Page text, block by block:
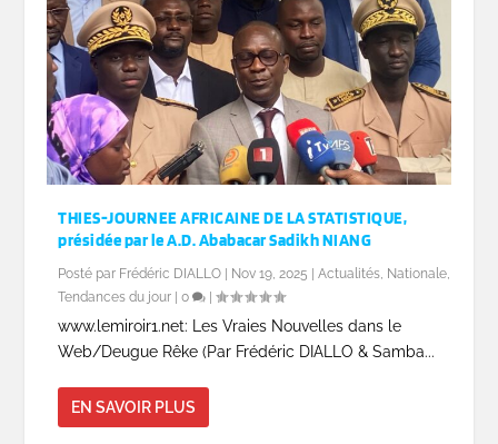
THIES-JOURNEE AFRICAINE DE LA STATISTIQUE,
présidée par le A.D. Ababacar Sadikh NIANG
Posté par Frédéric DIALLO Nov 19, 2025 |Actualités, Nationale,
Tendances du jour |0 |
www.lemiroir1.net: Les Vraies Nouvelles dans le
Web/Deugue Rêke (Par Frédéric DIALLO & Samba...
EN SAVOIR PLUS